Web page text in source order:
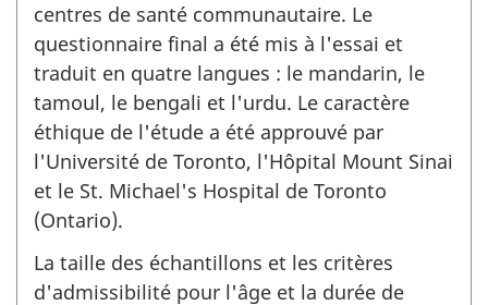
centres de santé communautaire. Le
questionnaire final a été mis à l'essai et
traduit en quatre langues : le mandarin, le
tamoul, le bengali et l'urdu. Le caractère
éthique de l'étude a été approuvé par
l'Université de Toronto, l'Hôpital Mount Sinai
et le St. Michael's Hospital de Toronto
(Ontario).
La taille des échantillons et les critères
d'admissibilité pour l'âge et la durée de